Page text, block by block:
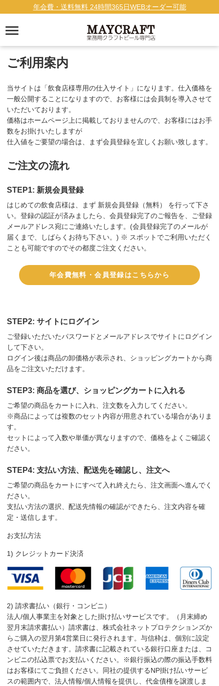
年会費・送料無料 24時間365日WEBオーダー可能
ご利用案内
当サイトは「飲食店様専用の仕入サイト」になります。仕入価格を
一般公開することになりますので、お客様には会員制を導入させて
いただいております。
価格はホームページ上に掲載しておりませんので、お客様にはお手
数をお掛けいたしますが
仕入値をご要望の場合は、まず会員登録を宜しくお願い致します。
ご注文の流れ
STEP1: 新規会員登録
はじめての飲食店様は、まず 新規会員登録（無料） を行って下さ
い。登録の認証が済みましたら、会員登録完了のご報告を、ご登録
メールアドレス宛にご連絡いたします。(会員登録完了のメールが
届くまで、しばらくお待ち下さい。) ※ スポットでご利用いただく
ことも可能ですのでその都度ご注文ください。
年会費無料・会員登録はこちらから
STEP2: サイトにログイン
ご登録いただいたパスワードとメールアドレスでサイトにログイン
して下さい。
ログイン後は商品の卸価格が表示され、ショッピングカートから商
品をご注文いただけます。
STEP3: 商品を選び、ショッピングカートに入れる
ご希望の商品をカートに入れ、注文数を入力してください。
※商品によっては複数のセット内容が用意されている場合がありま
す。
セットによって入数や単価が異なりますので、価格をよくご確認く
ださい。
STEP4: 支払い方法、配送先を確認し、注文へ
ご希望の商品をカートにすべて入れ終えたら、注文画面へ進んでく
ださい。
支払い方法の選択、配送先情報の確認ができたら、注文内容を確
定・送信します。
お支払方法
1) クレジットカード決済
2) 請求書払い（銀行・コンビニ）
法人/個人事業主を対象とした掛け払いサービスです。（月末締め
翌月末請求書払い）請求書は、株式会社ネットプロテクションズか
らご購入の翌月第4営業日に発行されます。与信枠は、個別に設定
させていただきます。請求書に記載されている銀行口座または、コ
ンビニの払込票でお支払いください。※銀行振込の際の振込手数料
はお客様にてご負担ください。同社の提供するNP掛け払いサービ
スの範囲内で、法人情報/個人情報を提供し、代金債権を譲渡しま